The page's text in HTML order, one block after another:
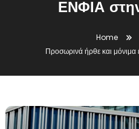
ΕΝΦΙΑ
Home
Προσωρινά ήρθε και